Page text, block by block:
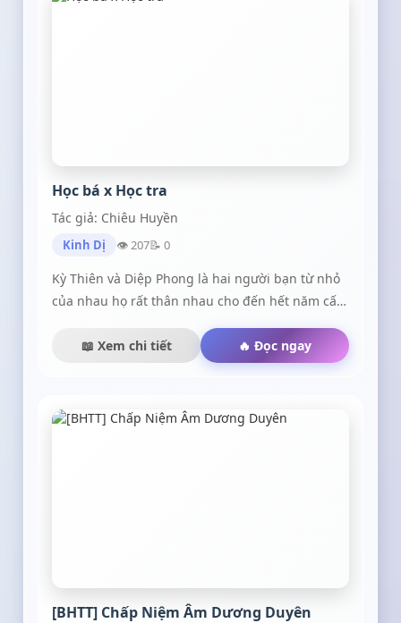
Học bá x Học tra
Tác giả: Chiêu Huyền
Kinh Dị 👁 207📝 0
Kỳ Thiên và Diệp Phong là hai người bạn từ nhỏ
của nhau họ rất thân nhau cho đến hết năm cấp
nhau ở một trường Đại học với thân phận khác
nhau hãy đón xem câu chuyện của họ
📖 Xem chi tiết 🔥 Đọc ngay
[BHTT] Chấp Niệm Âm Dương Duyên